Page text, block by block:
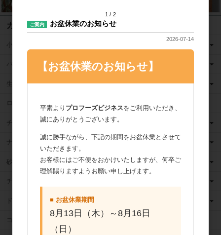
カテゴリ
小麦粉
バター
生クリーム
ロングライフ牛乳
チーズ
ナッツ
砂糖
チョコレート
ドライフルーツ
ココア
1 2
ご案内 お盆休業のお知らせ
2026-07-14
【お盆休業のお知らせ】
平素より プロフーズビジネスをご利用いただき、
誠にありがとうございます。
誠に勝手ながら、下記の期間をお盆休業とさせて
いただきます。
お客様にはご不便をおかけいたしますが、何卒ご
理解賜りますようお願い申し上げます。
■ お盆休業期間
8月13日（木）～8月16日
（日）